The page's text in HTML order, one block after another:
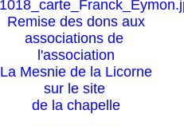
Remise des dons aux
associations de
l'association
La Mesnie de la Licorne
sur le site
de la chapelle